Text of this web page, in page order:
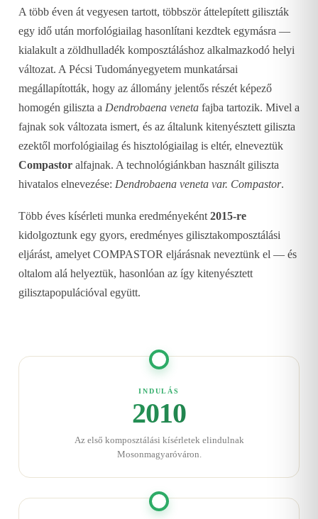
A több éven át vegyesen tartott, többször áttelepített giliszták
egy idő után morfológiailag hasonlítani kezdtek egymásra —
kialakult a zöldhulladék komposztáláshoz alkalmazkodó helyi
változat. A Pécsi Tudományegyetem munkatársai
megállapították, hogy az állomány jelentős részét képező
homogén giliszta a Dendrobaena veneta fajba tartozik. Mivel a
fajnak sok változata ismert, és az általunk kitenyésztett giliszta
ezektől morfológiailag és hisztológiailag is eltér, elneveztük
Compastor alfajnak. A technológiánkban használt giliszta
hivatalos elnevezése: Dendrobaena veneta var. Compastor.
Több éves kísérleti munka eredményeként 2015-re
kidolgoztunk egy gyors, eredményes gilisztakomposztálási
eljárást, amelyet COMPASTOR eljárásnak neveztünk el — és
oltalom alá helyeztük, hasonlóan az így kitenyésztett
gilisztapopulációval együtt.
INDULÁS
2010
Az első komposztálási kísérletek elindulnak
Mosonmagyaróváron.